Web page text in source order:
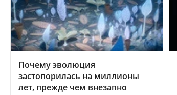
Почему эволюция
застопорилась на миллионы
лет, прежде чем внезапно